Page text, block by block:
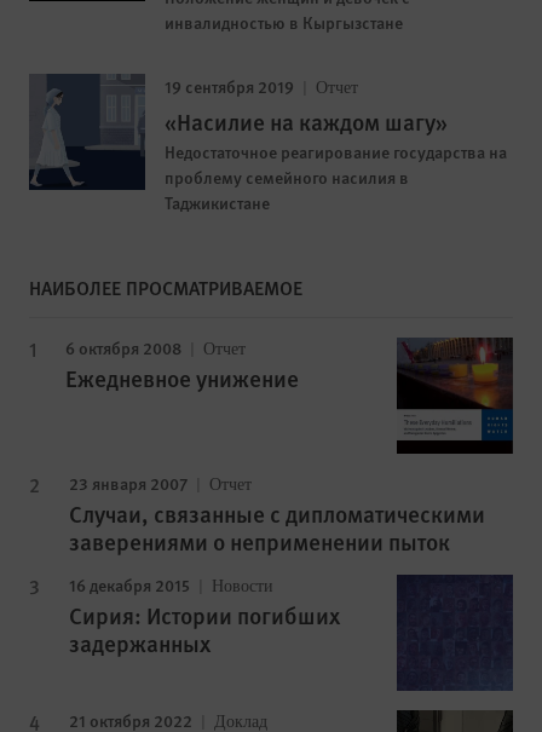
инвалидностью в Кыргызстане
19 сентября 2019 Отчет
«Насилие на каждом шагу»
Недостаточное реагирование государства на
проблему семейного насилия в
Таджикистане
НАИБОЛЕЕ ПРОСМАТРИВАЕМОЕ
6 октября 2008 Отчет
Ежедневное унижение
23 января 2007 Отчет
Случаи, связанные с дипломатическими
заверениями о неприменении пыток
16 декабря 2015 Новости
Сирия: Истории погибших
задержанных
21 октября 2022 Доклад